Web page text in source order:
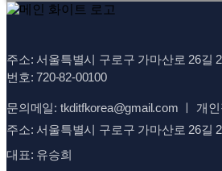
주소: 서울특별시 구로구 가마산로 26길
번호: 720-82-00100
문의메일: tkditfkorea@gmail.com ㅣ 개
주소: 서울특별시 구로구 가마산로 26길
대표: 유승희